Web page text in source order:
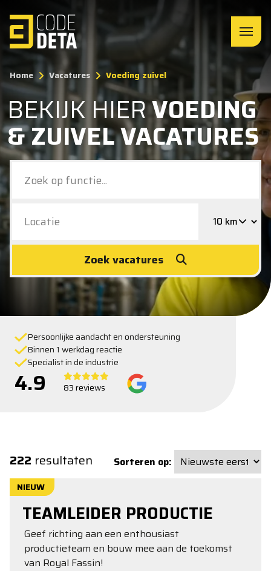
Home Vacatures Voeding zuivel
BEKIJK HIERVOEDING
& ZUIVEL VACATURES
Zoek vacatures
Persoonlijke aandacht en ondersteuning
Binnen 1 werkdag reactie
Specialist in de industrie
4.9 83 reviews
222 resultaten Sorteren op:
NIEUW
TEAMLEIDER PRODUCTIE
Geef richting aan een enthousiast
productieteam en bouw mee aan de toekomst
van Royal Fassin!